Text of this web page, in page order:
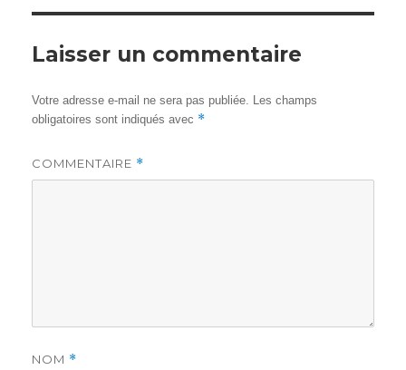
Laisser un commentaire
Votre adresse e-mail ne sera pas publiée. Les champs
obligatoires sont indiqués avec *
COMMENTAIRE *
NOM *